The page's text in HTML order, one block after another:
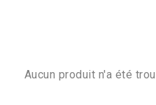
Aucun produit n'a été